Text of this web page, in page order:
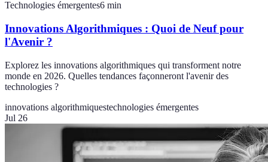
Technologies émergentes6 min
Innovations Algorithmiques : Quoi de Neuf pour
l'Avenir ?
Explorez les innovations algorithmiques qui transforment notre
monde en 2026. Quelles tendances façonneront l'avenir des
technologies ?
innovations algorithmiquestechnologies émergentes
Jul 26